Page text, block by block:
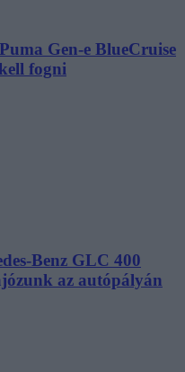
Gen-e BlueCruise
fogni
Benz GLC 400
az autópályán